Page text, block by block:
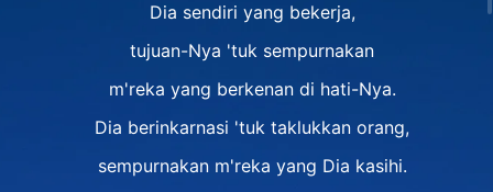
Dia sendiri yang bekerja,
tujuan-Nya 'tuk sempurnakan
m'reka yang berkenan di hati-Nya.
Dia berinkarnasi 'tuk taklukkan orang,
sempurnakan m'reka yang Dia kasihi.